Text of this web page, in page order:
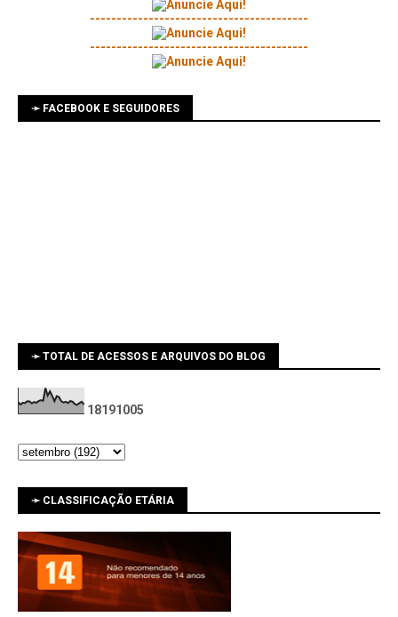
-----------------------------------------
-----------------------------------------
➛ FACEBOOK E SEGUIDORES
➛ TOTAL DE ACESSOS E ARQUIVOS DO BLOG
18191005
➛ CLASSIFICAÇÃO ETÁRIA